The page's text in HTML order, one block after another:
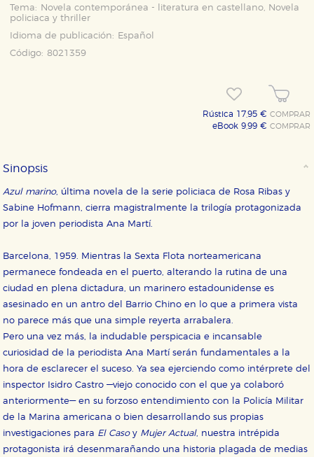
Tema:
Novela contemporánea - literatura en castellano, Novela
policiaca y thriller
Idioma de publicación:
Español
Código: 8021359
Rústica 17,95 €COMPRAR
eBook 9,99 €COMPRAR
Sinopsis
Azul marino, última novela de la serie policiaca de Rosa Ribas y
Sabine Hofmann, cierra magistralmente la trilogía protagonizada
por la joven periodista Ana Martí.
Barcelona, 1959. Mientras la Sexta Flota norteamericana
permanece fondeada en el puerto, alterando la rutina de una
ciudad en plena dictadura, un marinero estadounidense es
asesinado en un antro del Barrio Chino en lo que a primera vista
no parece más que una simple reyerta arrabalera.
Pero una vez más, la indudable perspicacia e incansable
curiosidad de la periodista Ana Martí serán fundamentales a la
hora de esclarecer el suceso. Ya sea ejerciendo como intérprete del
inspector Isidro Castro —viejo conocido con el que ya colaboró
anteriormente— en su forzoso entendimiento con la Policía Militar
de la Marina americana o bien desarrollando sus propias
investigaciones para El Casoy Mujer Actual, nuestra intrépida
protagonista irá desenmarañando una historia plagada de medias